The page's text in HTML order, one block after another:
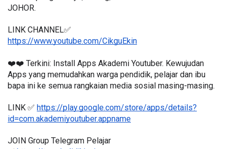
JOHOR.
LINK CHANNEL✅
https://www.youtube.com/CikguEkin
❤️❤️ Terkini: Install Apps Akademi Youtuber. Kewujudan
Apps yang memudahkan warga pendidik, pelajar dan ibu
bapa ini ke semua rangkaian media sosial masing-masing.
LINK ✅ https://play.google.com/store/apps/details?
id=com.akademiyoutuber.appname
JOIN Group Telegram Pelajar